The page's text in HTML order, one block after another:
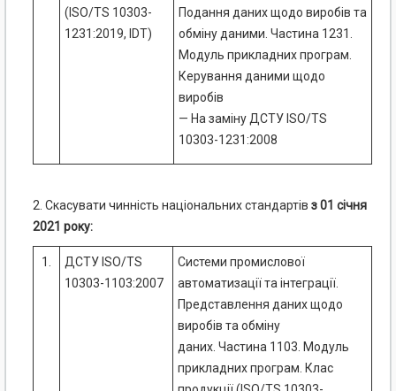
(ISO/TS 10303-
1231:2019, IDT)
Подання даних щодо виробів та
обміну даними. Частина 1231.
Модуль прикладних програм.
Керування даними щодо
виробів
— На заміну ДСТУ ISO/TS
10303-1231:2008
2. Скасувати чинність національних стандартів з 01 січня
2021 року:
1.
ДСТУ ISO/TS
10303-1103:2007
Системи промислової
автоматизації та інтеграції.
Представлення даних щодо
виробів та обміну
даних. Частина 1103. Модуль
прикладних програм. Клас